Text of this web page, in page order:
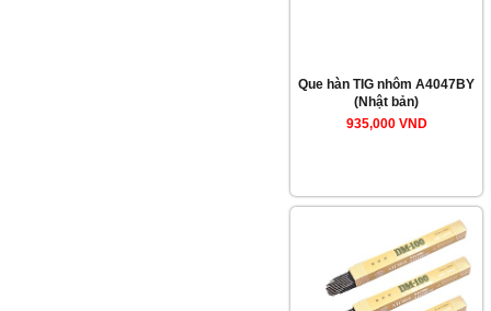
Que hàn TIG nhôm A4047BY
(Nhật bản)
935,000 VND